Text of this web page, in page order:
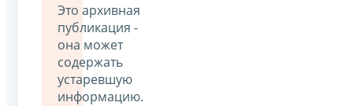
Это архивная
публикация -
она может
содержать
устаревшую
информацию.